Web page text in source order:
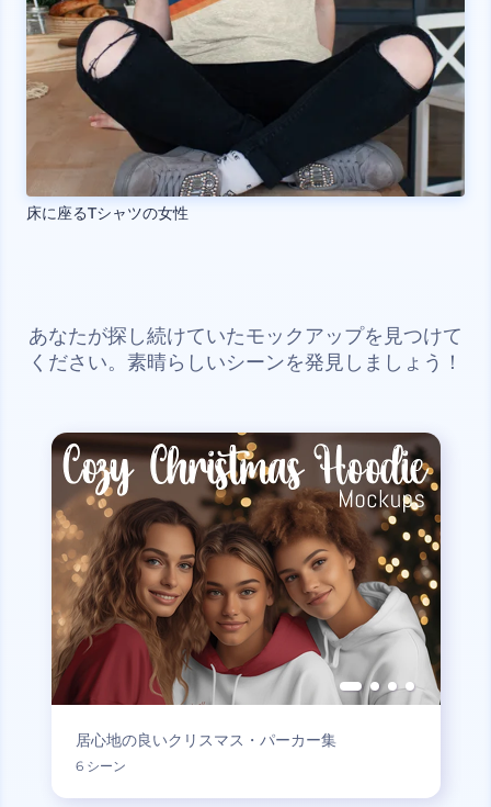
床に座るTシャツの女性
あなたが探し続けていたモックアップを見つけて
ください。素晴らしいシーンを発見しましょう！
居心地の良いクリスマス・パーカー集
6 シーン